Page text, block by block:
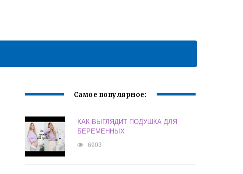
Самое популярное:
КАК ВЫГЛЯДИТ ПОДУШКА ДЛЯ
БЕРЕМЕННЫХ
6903